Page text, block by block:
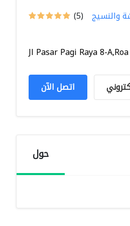
(5) والنسيج
Jl Pasar Pagi Raya 8-
اتصل الآن
حول